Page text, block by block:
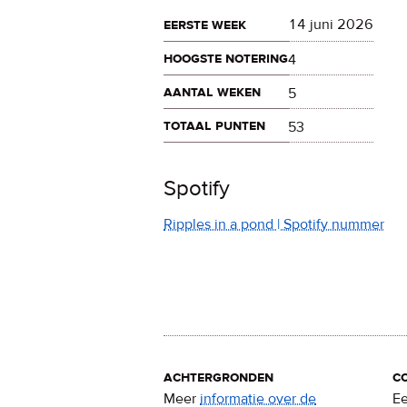
eerste week
14 juni 2026
hoogste notering4
aantal weken
5
totaal punten
53
Spotify
Ripples in a pond | Spotify nummer
achtergronden
Meer informatie over de